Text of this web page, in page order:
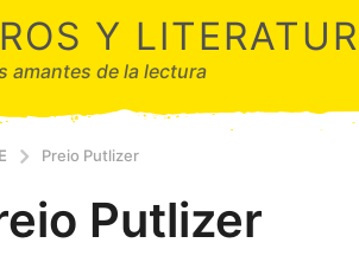
Y
amantes de la lectura
Preio Putlizer
Putlizer